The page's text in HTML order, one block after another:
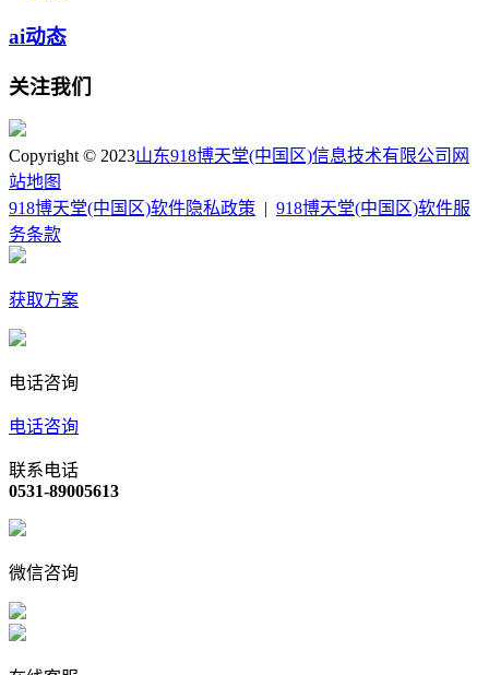
ai动态
关注我们
Copyright © 2023山东918博天堂(中国区)信息技术有限公司 网
站地图
918博天堂(中国区)软件隐私政策
918博天堂(中国区)软件服
务条款
获取方案
电话咨询
电话咨询
联系电话
0531-89005613
微信咨询